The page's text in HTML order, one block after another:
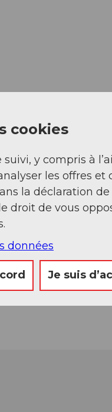
cookies
y compris à
les offres et
la déclaration
droit de vous
données
Je suis